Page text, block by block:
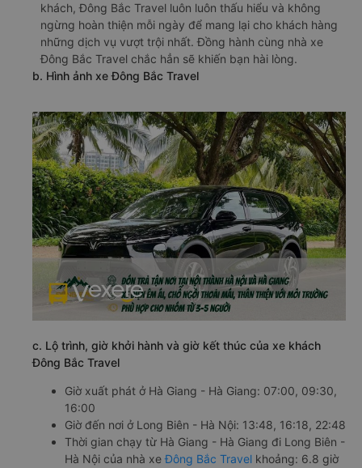
khách, Đông Bắc Travel luôn luôn thấu hiểu và không
ngừng hoàn thiện mỗi ngày để mang lại cho khách hàng
những dịch vụ vượt trội nhất. Đồng hành cùng nhà xe
Đông Bắc Travel chắc hẳn sẽ khiến bạn hài lòng.
b. Hình ảnh xe Đông Bắc Travel
c. Lộ trình, giờ khởi hành và giờ kết thúc của xe khách
Đông Bắc Travel
Giờ xuất phát ở Hà Giang - Hà Giang: 07:00, 09:30,
16:00
Giờ đến nơi ở Long Biên - Hà Nội: 13:48, 16:18, 22:48
Thời gian chạy từ Hà Giang - Hà Giang đi Long Biên -
Hà Nội của nhà xeĐông Bắc Travel khoảng: 6.8 giờ